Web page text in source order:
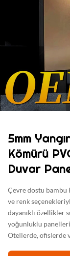
5mm
Kömürü
Duvar
Çevre dostu
ve renk
dayanıklı özellikler
yoğunluklu
Otellerde, ofislerde